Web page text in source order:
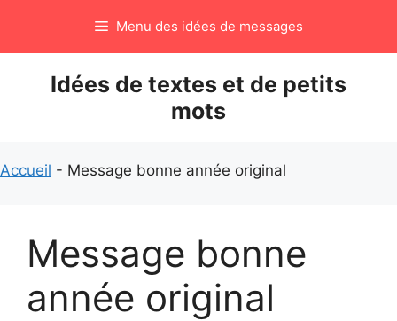
contenu
Menu des idées de messages
Idées de textes et de petits
mots
Accueil - Message bonne année original
Message bonne
année original